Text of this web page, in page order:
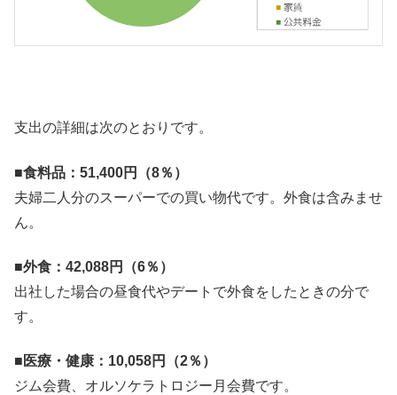
支出の詳細は次のとおりです。
■食料品：51,400円（8％）
夫婦二人分のスーパーでの買い物代です。外食は含みませ
ん。
■外食：42,088円（6％）
出社した場合の昼食代やデートで外食をしたときの分で
す。
■ 医療・健康：10,058円（2％）
ジム会費、オルソケラトロジー月会費です。